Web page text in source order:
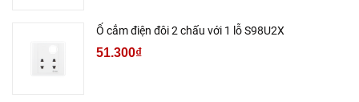
Ổ cắm điện đôi 2 chấu với 1 lỗ S98U2X
51.300₫